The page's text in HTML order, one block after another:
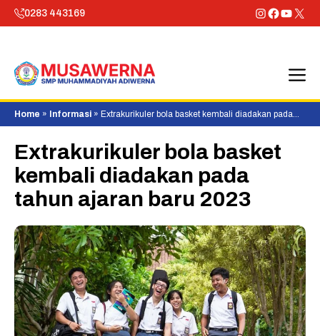
Skip
to
0283 443169 Instagram
X
Home » Informasi » Extrakurikuler bola basket kembali diadakan pada
tahun ajaran baru 2023
Extrakurikuler bola basket
kembali diadakan pada
tahun ajaran baru 2023